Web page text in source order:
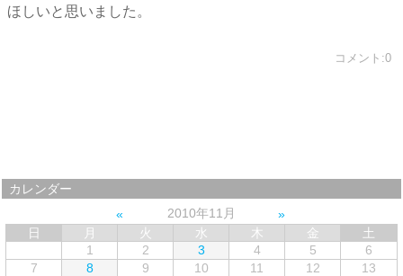
ほしいと思いました。
コメント:0
カレンダー
2010年11月
日
月 火 水 木 金
土
1
2 3 4 5
6
7
8 9 10 11 12
13